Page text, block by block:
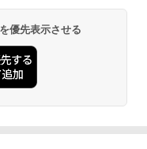
優先表示させる